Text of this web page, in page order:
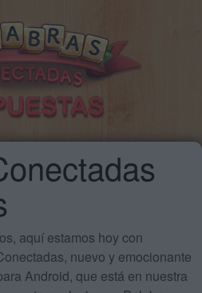
aquí estamos hoy con
nuevo y emocionante
Android, que está en nuestra